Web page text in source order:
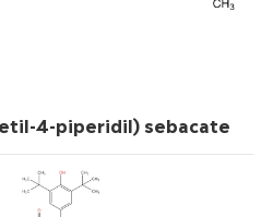
4-piperidil) sebacate